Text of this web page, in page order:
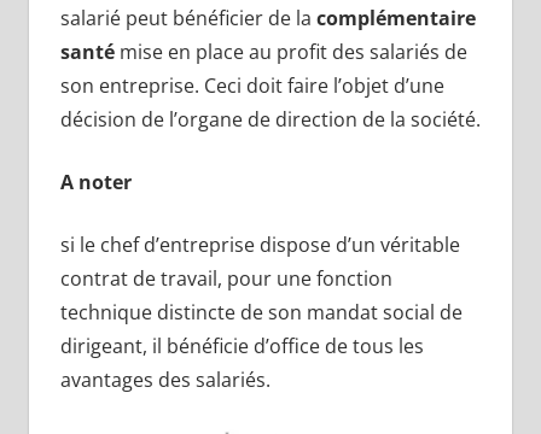
salarié peut bénéficier de la complémentaire
santémise en place au profit des salariés de
son entreprise. Ceci doit faire l’objet d’une
décision de l’organe de direction de la société.
A noter
si le chef d’entreprise dispose d’un véritable
contrat de travail, pour une fonction
technique distincte de son mandat social de
dirigeant, il bénéficie d’office de tous les
avantages des salariés.